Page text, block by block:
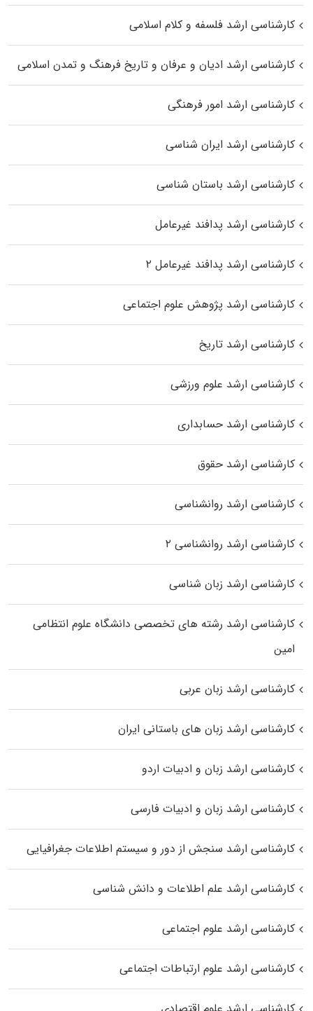
کارشناسی ارشد فلسفه و کلام اسلامی
کارشناسی ارشد ادیان و عرفان و تاریخ فرهنگ و تمدن اسلامی
کارشناسی ارشد امور فرهنگی
کارشناسی ارشد ایران شناسی
کارشناسی ارشد باستان شناسی
کارشناسی ارشد پدافند غیرعامل
کارشناسی ارشد پدافند غیرعامل ۲
کارشناسی ارشد پژوهش علوم اجتماعی
کارشناسی ارشد تاریخ
کارشناسی ارشد علوم ورزشی
کارشناسی ارشد حسابداری
کارشناسی ارشد حقوق
کارشناسی ارشد روانشناسی
کارشناسی ارشد روانشناسی ۲
کارشناسی ارشد زبان شناسی
کارشناسی ارشد رﺷﺘﻪ ﻫﺎی تخصصی داﻧﺸﮕﺎه ﻋﻠﻮم انتظامی
اﻣﻴﻦ
کارشناسی ارشد زبان عربی
کارشناسی ارشد زبان‌ های باستانی ایران
کارشناسی ارشد زبان و ادبیات اردو
کارشناسی ارشد زبان و ادبیات فارسی
کارشناسی ارشد سنجش از دور و سیستم اطلاعات جغرافیایی
کارشناسی ارشد علم اطلاعات و دانش شناسی
کارشناسی ارشد علوم اجتماعی
کارشناسی ارشد علوم ارتباطات اجتماعی